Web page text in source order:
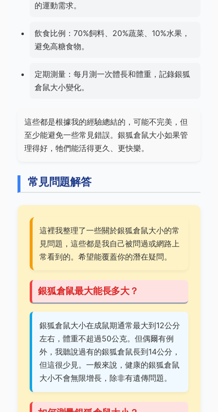
的運動需求。
飲食比例：70%飼料、20%蔬菜、10%水果，
避免高糖食物。
定期測量：每月測一次體長和體重，記錄銀狐
倉鼠大小變化。
這些都是根據我的經驗總結的，可能不完美，但
至少能避免一些常見錯誤。銀狐倉鼠大小如果管
理得好，牠們能活得更久、更快樂。
常見問題解答
這裡我整理了一些關於銀狐倉鼠大小的常
見問題，這些都是我自己被問過或網路上
常看到的。希望能覆蓋你的潛在疑問。
銀狐倉鼠最大能長多大？
銀狐倉鼠大小在成鼠期通常最大到12公分
左右，體重不超過50公克。但偶爾有例
外，我聽說過有的銀狐倉鼠長到14公分，
但這很少見。一般來說，健康的銀狐倉鼠
大小不會無限增長，除非有遺傳問題。